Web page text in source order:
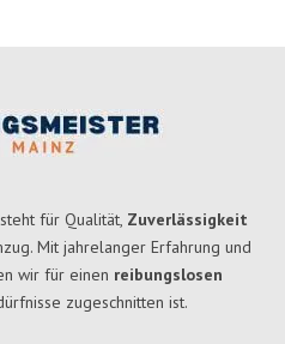
für Qualität, Zuverlässigkeit
Mit jahrelanger Erfahrung und
wir für einen reibungslosen
zugeschnitten ist.